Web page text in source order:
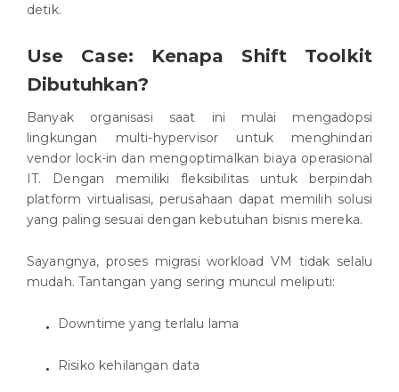
detik.
Use Case: Kenapa Shift Toolkit
Dibutuhkan?
Banyak organisasi saat ini mulai mengadopsi
lingkungan multi-hypervisor untuk menghindari
vendor lock-in dan mengoptimalkan biaya operasional
IT. Dengan memiliki fleksibilitas untuk berpindah
platform virtualisasi, perusahaan dapat memilih solusi
yang paling sesuai dengan kebutuhan bisnis mereka.
Sayangnya, proses migrasi workload VM tidak selalu
mudah. Tantangan yang sering muncul meliputi:
Downtime yang terlalu lama
Risiko kehilangan data